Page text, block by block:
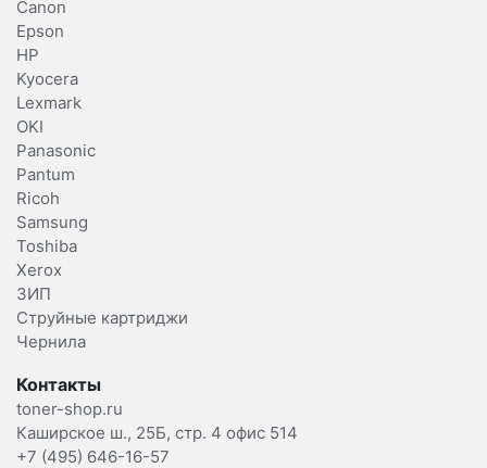
Canon
Epson
HP
Kyocera
Lexmark
OKI
Panasonic
Pantum
Ricoh
Samsung
Toshiba
Xerox
ЗИП
Струйные картриджи
Чернила
Контакты
toner-shop.ru
Каширское ш., 25Б, стр. 4 офис 514
+7 (495) 646-16-57